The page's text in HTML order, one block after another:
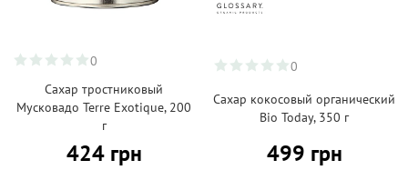
0
Сахар тростниковый
Мусковадо Terre Exotique, 200
г
424 грн
0
Сахар кокосовый органический
Bio Today, 350 г
499 грн